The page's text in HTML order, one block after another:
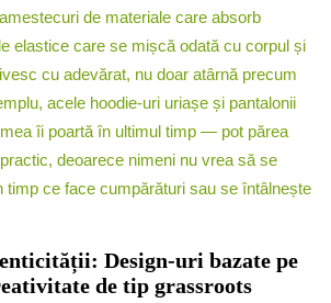
de materiale care absorb
elastice care se mișcă odată cu corpul și
cu adevărat, nu doar atârnă precum
acele hoodie-uri uriașe și pantalonii
îi poartă în ultimul timp — pot părea
deoarece nimeni nu vrea să se
timp ce face cumpărături sau se întâlnește
Design-uri bazate pe
de tip grassroots